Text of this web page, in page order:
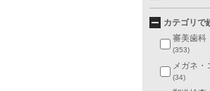
カテゴリで
審美歯科
(353)
メガネ・
(34)